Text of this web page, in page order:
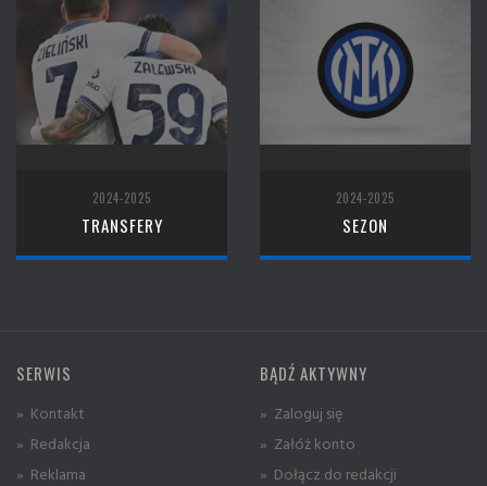
2024-2025
TRANSFERY
2024-2025
SEZON
SERWIS
» Kontakt
» Redakcja
» Reklama
BĄDŹ AKTYWNY
» Zaloguj się
» Załóż konto
» Dołącz do redakcji